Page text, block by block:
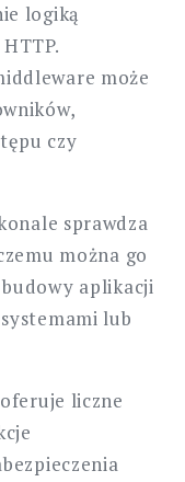
logiką
może
czy
sprawdza
można go
aplikacji
lub
liczne